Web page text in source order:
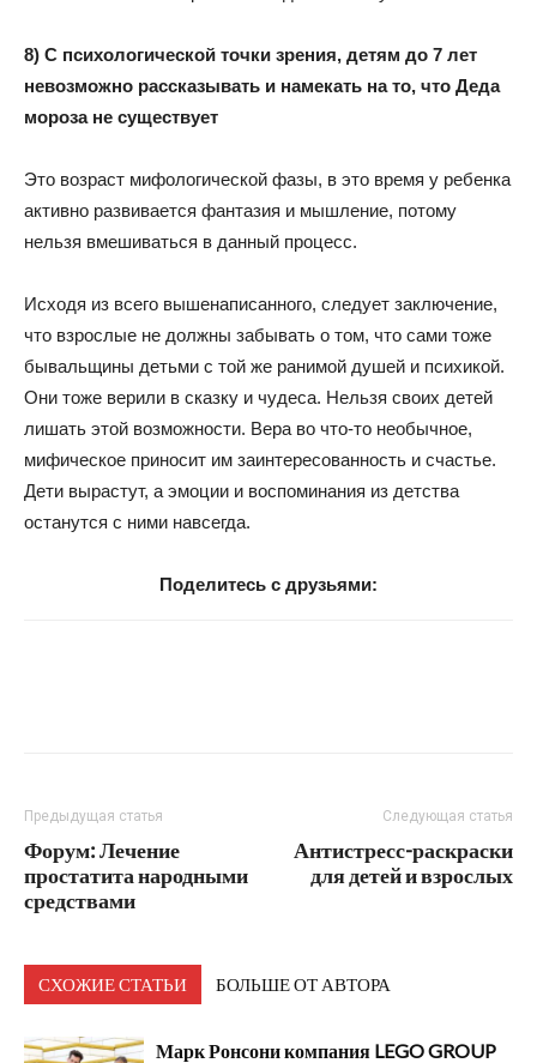
8) С психологической точки зрения, детям до 7 лет
невозможно рассказывать и намекать на то, что Деда
мороза не существует
Это возраст мифологической фазы, в это время у ребенка
активно развивается фантазия и мышление, потому
нельзя вмешиваться в данный процесс.
Исходя из всего вышенаписанного, следует заключение,
что взрослые не должны забывать о том, что сами тоже
бывальщины детьми с той же ранимой душей и психикой.
Они тоже верили в сказку и чудеса. Нельзя своих детей
лишать этой возможности. Вера во что-то необычное,
мифическое приносит им заинтересованность и счастье.
Дети вырастут, а эмоции и воспоминания из детства
останутся с ними навсегда.
Поделитесь с друзьями:
Предыдущая статья
Форум: Лечение
простатита народными
средствами
Следующая статья
Антистресс-раскраски
для детей и взрослых
СХОЖИЕ СТАТЬИ БОЛЬШЕ ОТ АВТОРА
Марк Ронсони компания LEGO GROUP